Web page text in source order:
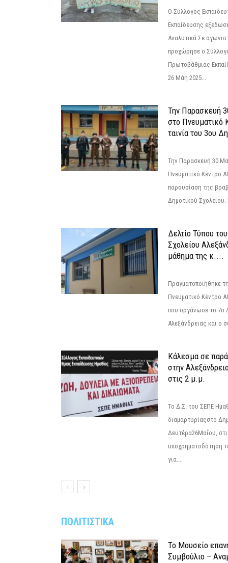
Ο Σύλλογος
Εκπαίδευσης
Αναλυτικά Σε
προχώρησε ο
Πρωτοβάθμιας
26 Μάη 2025...
Την Παρασκευή
στο Πνευματικό
ταινία του 3ου
Την Παρασκευή 30
Πνευματικό Κέντρο
παρουσίαση της
Δημοτικού Σχολείου.
Δελτίο Τύπου
Σχολείου
μάθημα της κ....
Πραγματοποιήθηκε
Πνευματικό Κέντρο
που οργάνωσε το 7ο
Αλεξάνδρειας και ο
Κάλεσμα σε
στην
στις 2 μ.μ.
Το Δ.Σ. του ΣΕΠΕ
διαμαρτυρίαςστο
Δευτέρα26Μαΐου,
υποχρηματοδότηση
για...
ΠΟΛΙΤΙΣΤΙΚΑ
Το Μουσείο
Συμβούλιο –